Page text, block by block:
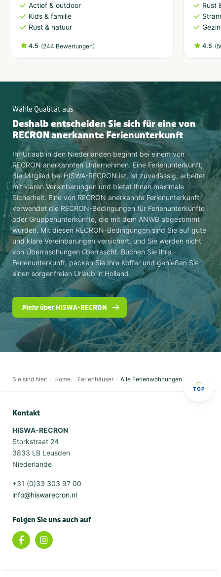
Actief & outdoor
Kids & familie
Rust & natuur
4.5 (244 Bewertungen)
Rust
4.5 (
Wähle Qualität aus
Deshalb entscheiden Sie sich für eine von
RECRON anerkannte Ferienunterkunft
Ihr Urlaub in den Niederlanden beginnt bei einem von
RECRON anerkannten Unternehmen. Eine Ferienunterkunft,
die Mitglied bei HISWA-RECRON ist, ist zuverlässig, arbeitet
mit klaren Vereinbarungen und bietet Ihnen maximale
Sicherheit. Eine von RECRON anerkannte Ferienunterkunft
verwendet die RECRON-Bedingungen für Ferienunterkünfte
oder Gruppenunterkünfte, die mit dem ANWB abgestimmt
wurden. Mit diesen RECRON-Bedingungen sind Sie auf gute
und klare Vereinbarungen versichert, und Sie werden nicht
von Überraschungen überrascht. Buchen Sie Ihre
Ferienunterkunft, packen Sie Ihre Koffer und genießen Sie
einen sorgenfreien Urlaub in Holland.
Mehr über HISWA-RECRON
Sie sind hier: Home Ferienhäuser Alle Ferienwohnungen
TOP
Kontakt
HISWA-RECRON
Storkstraat 24
3833 LB Leusden
Niederlande
+31 (0)33 303 97 00
info@hiswarecron.nl
Folgen Sie uns auch auf